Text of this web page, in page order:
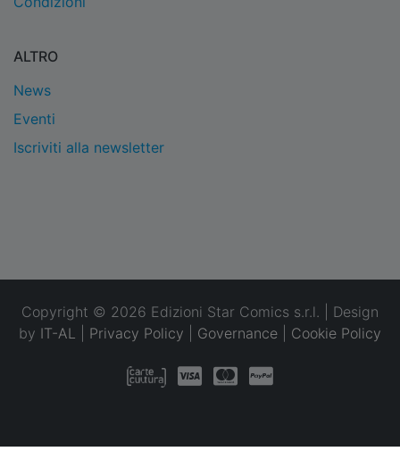
ALTRO
News
Eventi
Iscriviti alla newsletter
Copyright © 2026 Edizioni Star Comics s.r.l. | Design
by IT-AL Privacy Policy Governance Cookie Policy